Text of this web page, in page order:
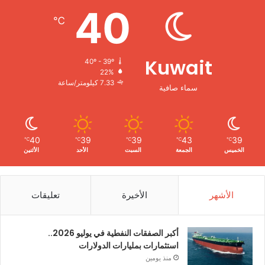
Kuwait
سماء صافية
40
℃
40º - 39º
22%
7.33 كيلومتر/ساعة
39
℃
الخميس
43
℃
الجمعة
39
℃
السبت
39
℃
الأحد
40
℃
الأثنين
الأشهر الأخيرة تعليقات
أكبر الصفقات النفطية في يوليو 2026..
استثمارات بمليارات الدولارات
منذ يومين